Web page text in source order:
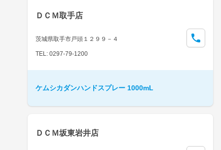
ＤＣＭ取手店
茨城県取手市戸頭１２９９－４
TEL: 0297-79-1200
ケムシカダンハンドスプレー 1000mL
ＤＣＭ坂東岩井店